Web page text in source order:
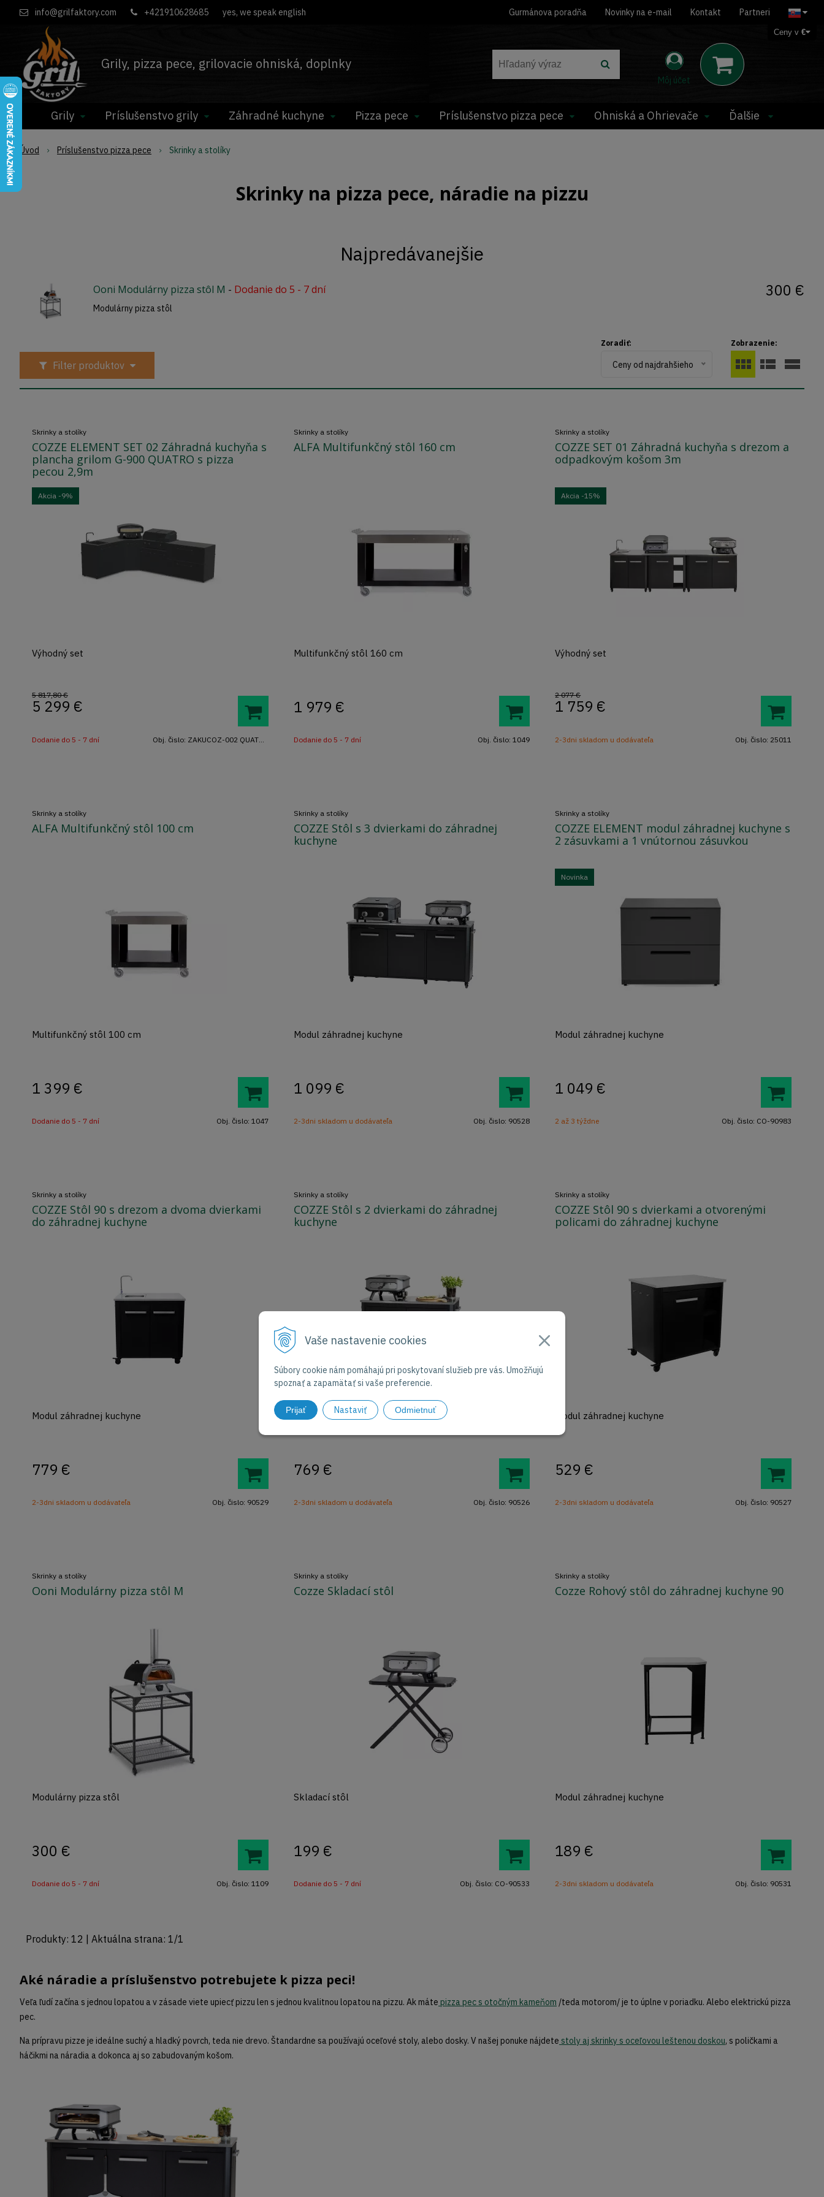
Vaše nastavenie cookies
Súbory cookie nám pomáhajú pri poskytovaní služieb pre vás. Umožňujú
spoznať a zapamätať si vaše preferencie.
Prijať Nastaviť Odmietnuť
Grily, pizza pece, grilovacie ohniská, doplnky
info@grilfaktory.com +421910628685 yes, we speak english Gurmánova poradňa Novinky na e-mail Kontakt Partneri
Môj účet
Ceny v €
Grily Príslušenstvo grily Záhradné kuchyne Pizza pece Príslušenstvo pizza pece Ohniská a Ohrievače Ďalšie
Úvod Príslušenstvo pizza pece Skrinky a stolíky
Skrinky na pizza pece, náradie na pizzu
Najpredávanejšie
Ooni Modulárny pizza stôl M - Dodanie do 5 - 7 dní
Modulárny pizza stôl
300 €
Filter produktov
Zobrazenie:
Zoradiť:
Ceny od najdrahšieho
Skrinky a stolíky
COZZE ELEMENT SET 02 Záhradná kuchyňa s
plancha grilom G-900 QUATRO s pizza
pecou 2,9m
Akcia -9%
Výhodný set
5 817,80 €
5 299 €
Dodanie do 5 - 7 dní Obj. čislo: ZAKUCOZ-002 QUATRO
Skrinky a stolíky
ALFA Multifunkčný stôl 160 cm
Multifunkčný stôl 160 cm
1 979 €
Dodanie do 5 - 7 dní Obj. čislo:1049
Skrinky a stolíky
COZZE SET 01 Záhradná kuchyňa s drezom a
odpadkovým košom 3m
Akcia -15%
Výhodný set
2 077 €
1 759 €
2-3dni skladom u dodávateľa Obj. čislo: 25011
Skrinky a stolíky
ALFA Multifunkčný stôl 100 cm
Multifunkčný stôl 100 cm
1 399 €
Dodanie do 5 - 7 dní Obj. čislo: 1047
Skrinky a stolíky
COZZE Stôl s 3 dvierkami do záhradnej
kuchyne
Modul záhradnej kuchyne
1 099 €
2-3dni skladom u dodávateľa Obj. čislo: 90528
Skrinky a stolíky
COZZE ELEMENT modul záhradnej kuchyne s
2 zásuvkami a 1 vnútornou zásuvkou
Novinka
Modul záhradnej kuchyne
1 049 €
2 až 3 týždne Obj. čislo: CO-90983
Skrinky a stolíky
COZZE Stôl 90 s drezom a dvoma dvierkami
do záhradnej kuchyne
Modul záhradnej kuchyne
779 €
2-3dni skladom u dodávateľa Obj. čislo: 90529
Skrinky a stolíky
COZZE Stôl s 2 dvierkami do záhradnej
kuchyne
Modul záhradnej kuchyne
769 €
2-3dni skladom u dodávateľa Obj. čislo: 90526
Skrinky a stolíky
COZZE Stôl 90 s dvierkami a otvorenými
policami do záhradnej kuchyne
Modul záhradnej kuchyne
529 €
2-3dni skladom u dodávateľa Obj. čislo: 90527
Skrinky a stolíky
Ooni Modulárny pizza stôl M
Modulárny pizza stôl
300 €
Dodanie do 5 - 7 dní Obj. čislo: 1109
Skrinky a stolíky
Cozze Skladací stôl
Skladací stôl
199 €
Dodanie do 5 - 7 dní Obj. čislo: CO-90533
Skrinky a stolíky
Cozze Rohový stôl do záhradnej kuchyne 90
Modul záhradnej kuchyne
189 €
2-3dni skladom u dodávateľa Obj. čislo: 90531
Produkty: 12 | Aktuálna strana: 1/1
Aké náradie a príslušenstvo potrebujete k pizza peci!
Veľa ľudí začína s jednou lopatou a v zásade viete upiecť pizzu len s jednou kvalitnou lopatou na pizzu. Ak máte pizza pec s otočným kameňom /teda motorom/ je to úplne v poriadku. Alebo elektrickú pizza
pec.
Na prípravu pizze je ideálne suchý a hladký povrch, teda nie drevo. Štandardne sa používajú oceľové stoly, alebo dosky. V našej ponuke nájdete stoly aj skrinky s oceľovou leštenou doskou, s poličkami a
háčikmi na náradia a dokonca aj so zabudovaným košom.